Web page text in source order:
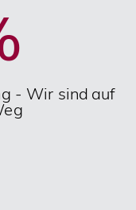
- Wir sind auf